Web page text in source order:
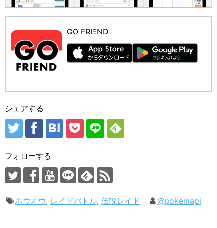
GO FRIEND
シェアする
フォローする
ホウオウ, レイドバトル, 伝説レイド @pokemapi